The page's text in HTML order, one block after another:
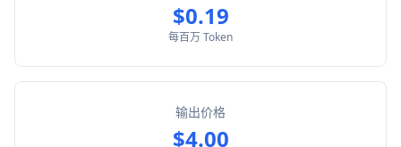
$0.19
每百万 Token
输出价格
$4.00